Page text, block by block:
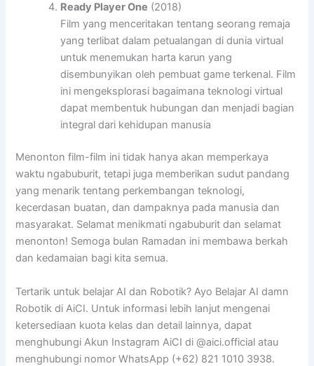
Ready Player One (2018)
Film yang menceritakan tentang seorang remaja
yang terlibat dalam petualangan di dunia virtual
untuk menemukan harta karun yang
disembunyikan oleh pembuat game terkenal. Film
ini mengeksplorasi bagaimana teknologi virtual
dapat membentuk hubungan dan menjadi bagian
integral dari kehidupan manusia
Menonton film-film ini tidak hanya akan memperkaya
waktu ngabuburit, tetapi juga memberikan sudut pandang
yang menarik tentang perkembangan teknologi,
kecerdasan buatan, dan dampaknya pada manusia dan
masyarakat. Selamat menikmati ngabuburit dan selamat
menonton! Semoga bulan Ramadan ini membawa berkah
dan kedamaian bagi kita semua.
Tertarik untuk belajar AI dan Robotik? Ayo Belajar AI damn
Robotik di AiCI. Untuk informasi lebih lanjut mengenai
ketersediaan kuota kelas dan detail lainnya, dapat
menghubungi Akun Instagram AiCI di @aici.official atau
menghubungi nomor WhatsApp (+62) 821 1010 3938.